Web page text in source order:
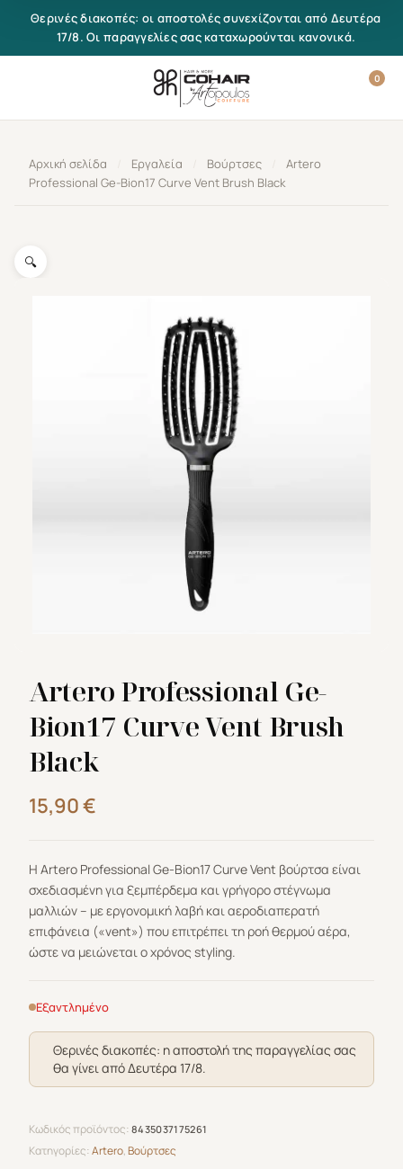
Μετάβαση στο περιεχόμενο
Θερινές διακοπές: οι αποστολές συνεχίζονται από Δευτέρα
17/8. Οι παραγγελίες σας καταχωρούνται κανονικά.
0
Αρχική σελίδα Εργαλεία Βούρτσες
Artero
Professional Ge-Bion17 Curve Vent Brush Black
🔍
Artero Professional Ge-
Bion17 Curve Vent Brush
Black
15,90€
Η Artero Professional Ge-Bion17 Curve Vent βούρτσα είναι
σχεδιασμένη για ξεμπέρδεμα και γρήγορο στέγνωμα
μαλλιών – με εργονομική λαβή και αεροδιαπερατή
επιφάνεια («vent») που επιτρέπει τη ροή θερμού αέρα,
ώστε να μειώνεται ο χρόνος styling.
Εξαντλημένο
Θερινές διακοπές: η αποστολή της παραγγελίας σας
θα γίνει από Δευτέρα 17/8.
Κωδικός προϊόντος: 8435037175261
Κατηγορίες:Artero,Βούρτσες